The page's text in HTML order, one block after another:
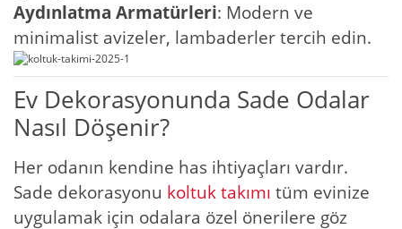
Aydınlatma Armatürleri: Modern ve
minimalist avizeler, lambaderler tercih edin.
Ev Dekorasyonunda Sade Odalar
Nasıl Döşenir?
Her odanın kendine has ihtiyaçları vardır.
Sade dekorasyonu koltuk takımı tüm evinize
uygulamak için odalara özel önerilere göz